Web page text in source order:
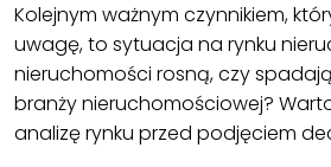
Kolejnym ważnym czynnikiem,
uwagę, to sytuacja na rynku
nieruchomości rosną, czy
branży nieruchomościowej?
analizę rynku przed podjęciem